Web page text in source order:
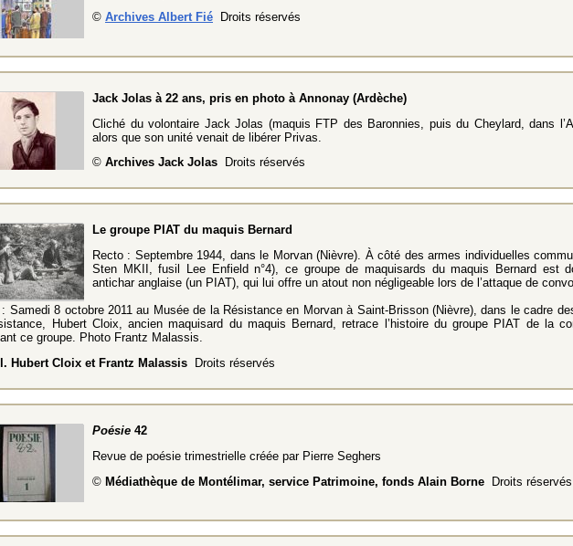
© Archives Albert Fié Droits réservés
Jack Jolas à 22 ans, pris en photo à Annonay (Ardèche)
Cliché du volontaire Jack Jolas (maquis FTP des Baronnies, puis du Cheylard, dans
alors que son unité venait de libérer Privas.
© Archives Jack Jolas Droits réservés
Le groupe PIAT du maquis Bernard
Recto : Septembre 1944, dans le Morvan (Nièvre). À côté des armes individuelles
Sten MKII, fusil Lee Enfield n°4), ce groupe de maquisards du maquis Bernard est
antichar anglaise (un PIAT), qui lui offre un atout non négligeable lors de l’attaque de
: Samedi 8 octobre 2011 au Musée de la Résistance en Morvan à Saint-Brisson (Nièvre), dans le cadre
Hubert Cloix, ancien maquisard du maquis Bernard, retrace l’histoire du groupe PIAT de la
ce groupe. Photo Frantz Malassis.
Hubert Cloix et Frantz Malassis Droits réservés
Poésie 42
Revue de poésie trimestrielle créée par Pierre Seghers
© Médiathèque de Montélimar, service Patrimoine, fonds Alain Borne Droits réservés